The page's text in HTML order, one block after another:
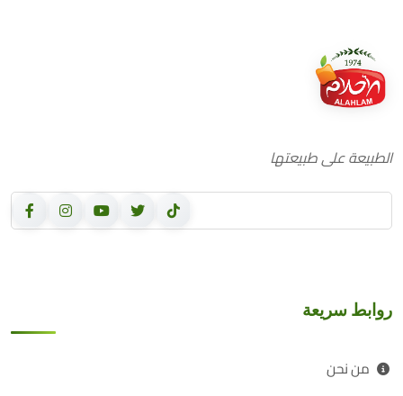
الطبيعة على طبيعتها
روابط سريعة
من نحن